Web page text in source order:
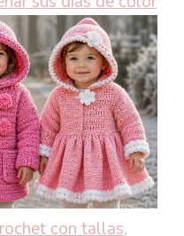
con tallas,